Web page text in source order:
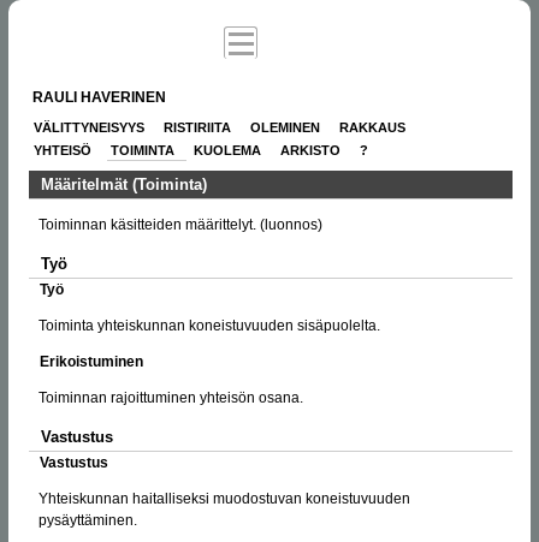
RAULI HAVERINEN
VÄLITTYNEISYYS RISTIRIITA OLEMINEN
RAKKAUS
YHTEISÖ
TOIMINTA KUOLEMA ARKISTO ?
Määritelmät (Toiminta)
Toiminnan käsitteiden määrittelyt. (luonnos)
Työ
Työ
Toiminta yhteiskunnan koneistuvuuden sisäpuolelta.
Erikoistuminen
Toiminnan rajoittuminen yhteisön osana.
Vastustus
Vastustus
Yhteiskunnan haitalliseksi muodostuvan koneistuvuuden
pysäyttäminen.